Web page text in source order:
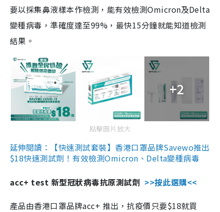
要以採集鼻液樣本作檢測，能有效檢測Omicron及Delta
變種病毒，準確度達至99%，最快15分鐘就能知道檢測
結果。
+2
點擊圖片放大
延伸閱讀：【快速測試套裝】香港口罩品牌Savewo推出
$18快速測試劑！有效檢測Omicron、Delta變種病毒
acc+ test 新型冠狀病毒抗原測試劑 >>按此選購<<
產品由香港口罩品牌acc+ 推出，抗疫價只要$18就買